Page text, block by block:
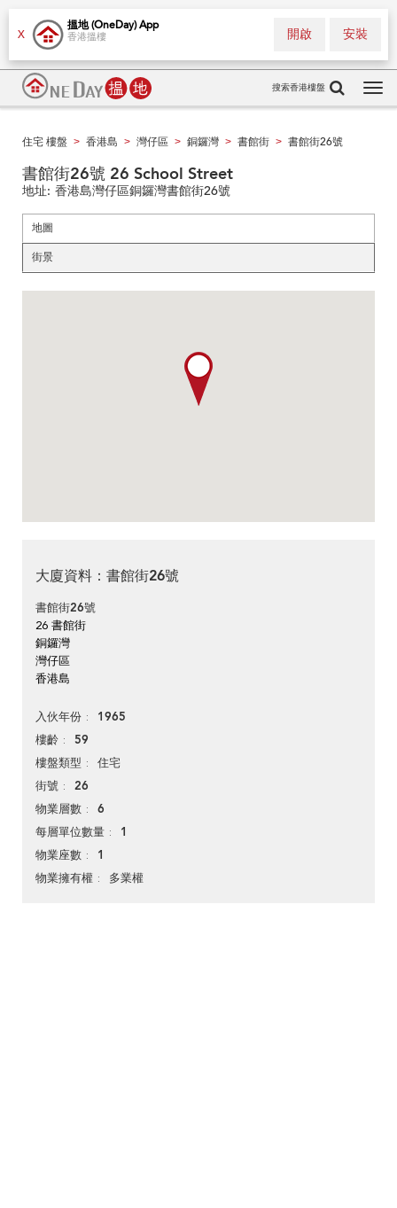
X
搵地 (OneDay) App
香港搵樓 安裝
開啟
搜索香港樓盤
住宅 樓盤 > 香港島 > 灣仔區 > 銅鑼灣 > 書館街 > 書館街26號
書館街26號 26 School Street
地址: 香港島灣仔區銅鑼灣書館街26號
地圖
街景
大廈資料：書館街26號
書館街26號
26 書館街
銅鑼灣
灣仔區
香港島
入伙年份 1965
樓齡 59
樓盤類型 住宅
街號 26
物業層數 6
每層單位數量 1
物業座數 1
物業擁有權 多業權